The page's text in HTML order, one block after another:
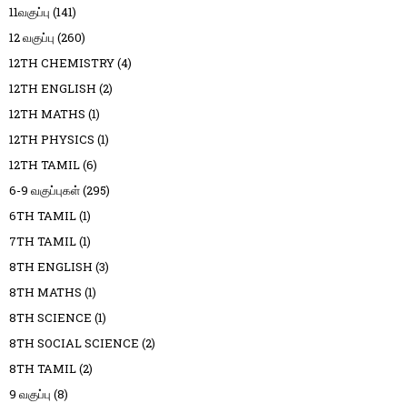
11வகுப்பு (141)
12 வகுப்பு (260)
12TH CHEMISTRY(4)
12TH ENGLISH (2)
12TH MATHS (1)
12TH PHYSICS (1)
12TH TAMIL(6)
6-9 வகுப்புகள்(295)
6TH TAMIL(1)
7TH TAMIL(1)
8TH ENGLISH (3)
8TH MATHS (1)
8TH SCIENCE (1)
8TH SOCIAL SCIENCE (2)
8TH TAMIL(2)
9 வகுப்பு (8)